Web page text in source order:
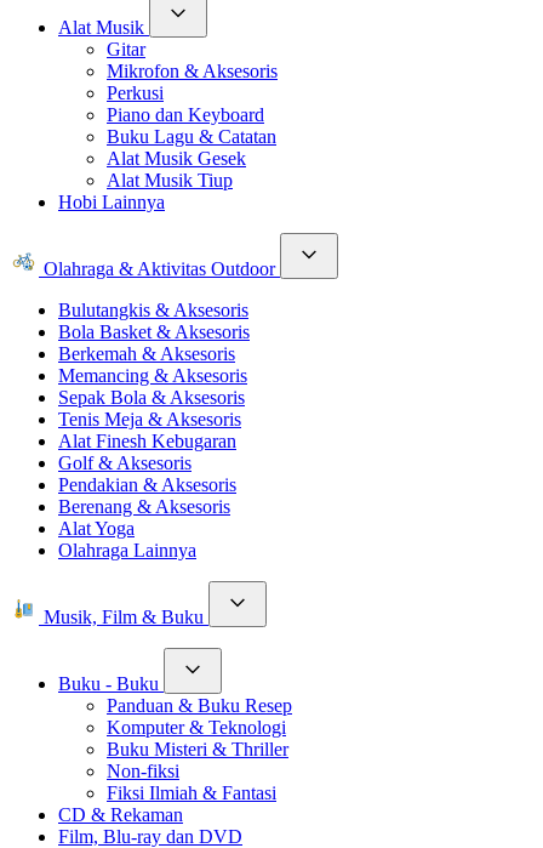
Alat Musik
Gitar
Mikrofon & Aksesoris
Perkusi
Piano dan Keyboard
Buku Lagu & Catatan
Alat Musik Gesek
Alat Musik Tiup
Hobi Lainnya
Olahraga & Aktivitas Outdoor
Bulutangkis & Aksesoris
Bola Basket & Aksesoris
Berkemah & Aksesoris
Memancing & Aksesoris
Sepak Bola & Aksesoris
Tenis Meja & Aksesoris
Alat Finesh Kebugaran
Golf & Aksesoris
Pendakian & Aksesoris
Berenang & Aksesoris
Alat Yoga
Olahraga Lainnya
Musik, Film & Buku
Buku - Buku
Panduan & Buku Resep
Komputer & Teknologi
Buku Misteri & Thriller
Non-fiksi
Fiksi Ilmiah & Fantasi
CD & Rekaman
Film, Blu-ray dan DVD